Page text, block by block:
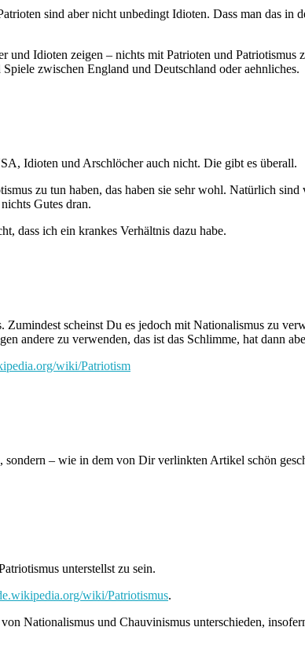
sind aber nicht unbedingt Idioten. Dass man das
und Idioten zeigen – nichts mit Patrioten und
zwischen England und Deutschland oder aehnliches.
Idioten und Arschlöcher auch nicht. Die gibt es überall.
zu tun haben, das haben sie sehr wohl. Natürlich
Gutes dran.
dass ich ein krankes Verhältnis dazu habe.
scheinst Du es jedoch mit Nationalismus zu
andere zu verwenden, das ist das Schlimme, hat dann
wiki/Patriotism
– wie in dem von Dir verlinkten Artikel schön
unterstellst zu sein.
wiki/Patriotismus.
Nationalismus und Chauvinismus unterschieden,